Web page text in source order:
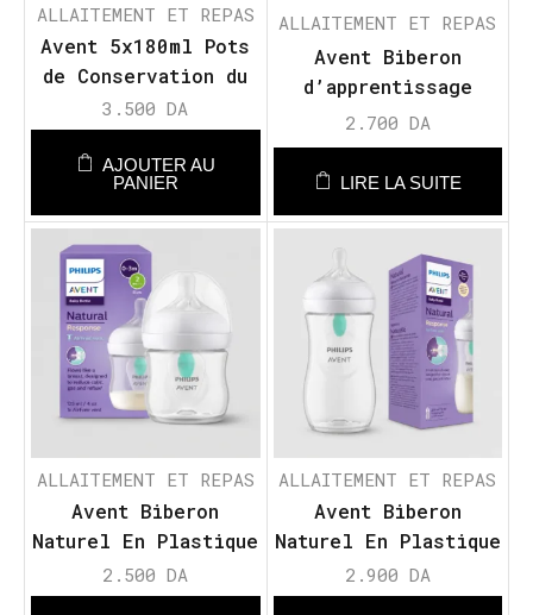
ALLAITEMENT ET REPAS
Avent 5x180ml Pots
de Conservation du
Lait Maternel &
Légumes
3.500DA
AJOUTER AU
PANIER
ALLAITEMENT ET REPAS
Avent Biberon
d’apprentissage
Natural Response
6M+
2.700 DA
LIRE LA SUITE
ALLAITEMENT ET REPAS
Avent Biberon
Naturel En Plastique
125ml à Réponse
Naturelle Valve
2.500DA
ALLAITEMENT ET REPAS
Avent Biberon
Naturel En Plastique
260ml à Réponse
Naturelle Valve
2.900 DA